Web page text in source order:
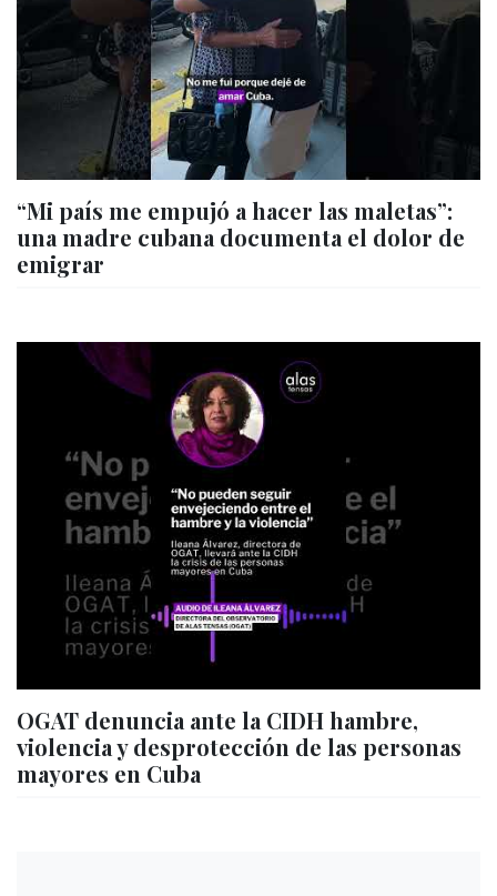
“Mi país me empujó a hacer las maletas”:
una madre cubana documenta el dolor de
emigrar
OGAT denuncia ante la CIDH hambre,
violencia y desprotección de las personas
mayores en Cuba